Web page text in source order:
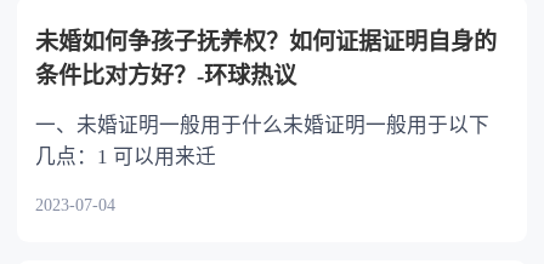
未婚如何争孩子抚养权？如何证据证明自身的
条件比对方好？-环球热议
一、未婚证明一般用于什么未婚证明一般用于以下
几点：1 可以用来迁
2023-07-04